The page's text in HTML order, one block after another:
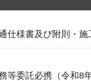
仕様書及び附則・施
等委託必携（令和8年